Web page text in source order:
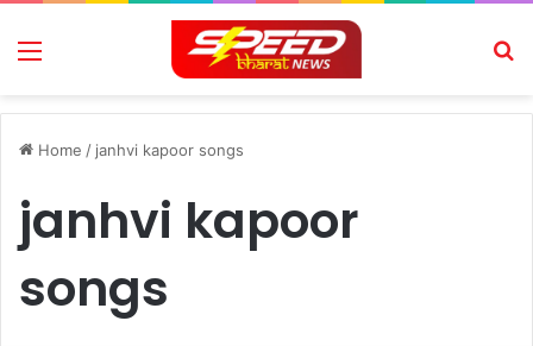
Menu
Home / janhvi kapoor songs
janhvi kapoor
songs